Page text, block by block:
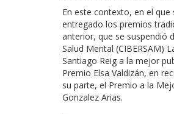
En este contexto, en el
entregado los premios
anterior, que se suspendió
Salud Mental (CIBERSAM)
Santiago Reig a la mejor
Premio Elsa Valdizán, en
su parte, el Premio a la
Gonzalez Arias.